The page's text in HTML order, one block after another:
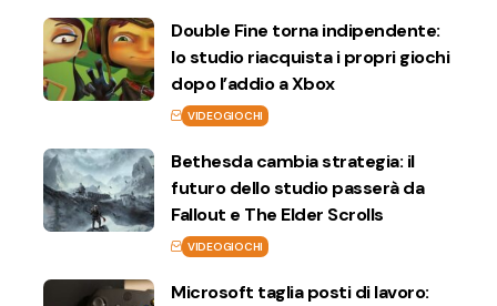
Double Fine torna indipendente:
lo studio riacquista i propri giochi
dopo l’addio a Xbox
VIDEOGIOCHI
Bethesda cambia strategia: il
futuro dello studio passerà da
Fallout e The Elder Scrolls
VIDEOGIOCHI
Microsoft taglia posti di lavoro: